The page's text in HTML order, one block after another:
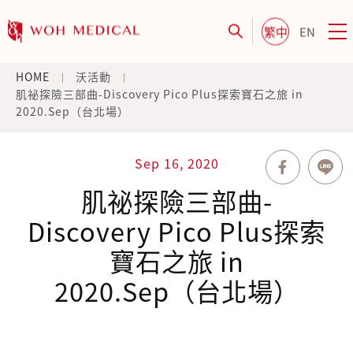
繁中 EN
HOME
沃活動
肌祕探險三部曲-Discovery Pico Plus探索寶石之旅 in
2020.Sep（台北場）
Sep 16, 2020
肌祕探險三部曲-
Discovery Pico Plus探索
寶石之旅 in
2020.Sep（台北場）